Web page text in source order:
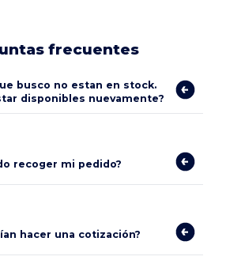
frecuentes
busco no estan en stock.
disponibles nuevamente?
recoger mi pedido?
hacer una cotización?